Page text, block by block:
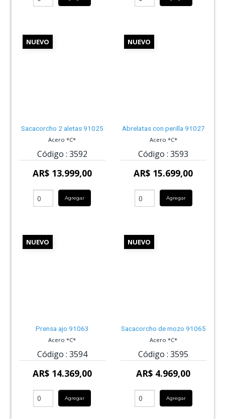
NUEVO
Sacacorcho 2 aletas 91025
Acero *C*
Código : 3592
AR$ 13.999,00
Agregar
NUEVO
Abrelatas con perilla 91027
Acero *C*
Código : 3593
AR$ 15.699,00
Agregar
NUEVO
Prensa ajo 91063
Acero *C*
Código : 3594
AR$ 14.369,00
Agregar
NUEVO
Sacacorcho de mozo 91065
Acero *C*
Código : 3595
AR$ 4.969,00
Agregar